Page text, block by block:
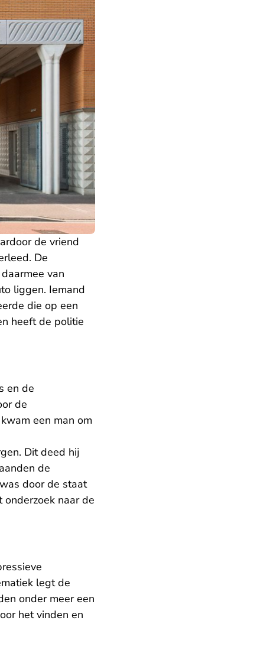
de vriend
De
van
liggen. Iemand
die op een
heeft de politie
en de
de
een man om
Dit deed hij
de
door de staat
naar de
legt de
onder meer een
het vinden en